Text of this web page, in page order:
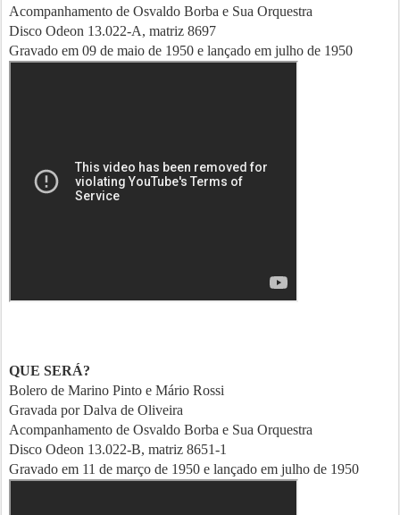
Acompanhamento de Osvaldo Borba e Sua Orquestra
Disco Odeon 13.022-A, matriz 8697
Gravado em 09 de maio de 1950 e lançado em julho de 1950
QUE SERÁ?
Bolero de Marino Pinto e Mário Rossi
Gravada por Dalva de Oliveira
Acompanhamento de Osvaldo Borba e Sua Orquestra
Disco Odeon 13.022-B, matriz 8651-1
Gravado em 11 de março de 1950 e lançado em julho de 1950